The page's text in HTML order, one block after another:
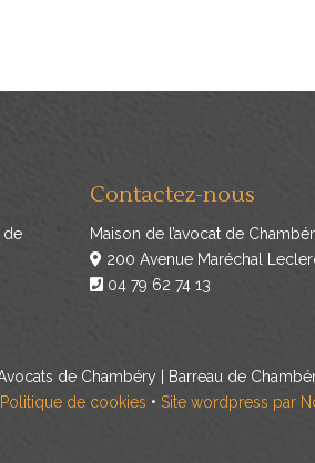
de
Contactez-nous
Maison de l’avocat de
200 Avenue Maréchal
04 79 62 74 13
de Chambéry | Barreau de
Politique de cookies • Site wordpress par